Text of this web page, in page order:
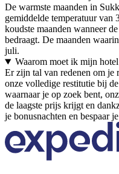
De warmste maanden in
gemiddelde temperatuur van
koudste maanden wanneer
bedraagt. De maanden
juli.
Waarom moet ik mijn
Er zijn tal van redenen om je
onze volledige restitutie bij
waarnaar je op zoek bent,
de laagste prijs krijgt en
je bonusnachten en bespaar